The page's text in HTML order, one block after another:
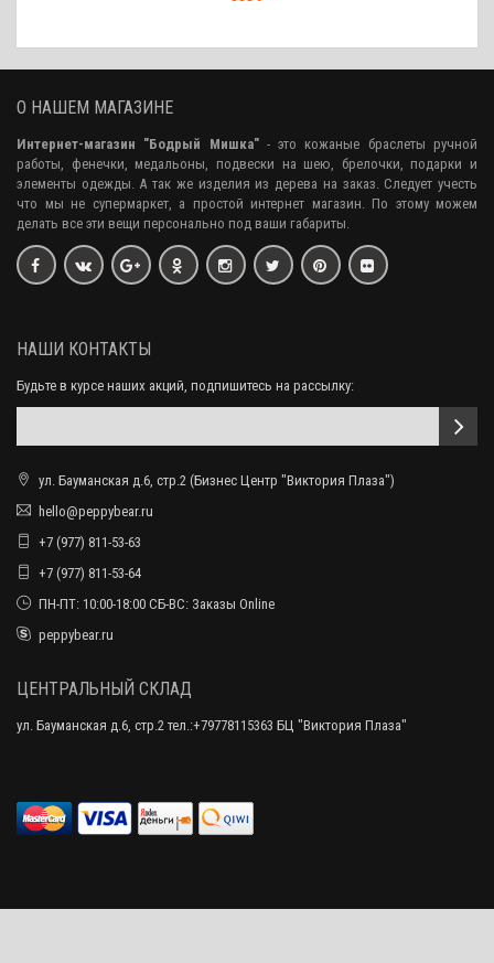
О НАШЕМ МАГАЗИНЕ
Интернет-магазин "Бодрый Мишка"- это кожаные браслеты ручной
работы, фенечки, медальоны, подвески на шею, брелочки, подарки и
элементы одежды. А так же изделия из дерева на заказ. Следует учесть
что мы не супермаркет, а простой интернет магазин. По этому можем
делать все эти вещи персонально под ваши габариты.
НАШИ КОНТАКТЫ
Будьте в курсе наших акций, подпишитесь на рассылку:
ул. Бауманская д.6, стр.2 (Бизнес Центр "Виктория Плаза")
hello@peppybear.ru
+7 (977) 811-53-63
+7 (977) 811-53-64
ПН-ПТ: 10:00-18:00 СБ-ВС: Заказы Online
peppybear.ru
ЦЕНТРАЛЬНЫЙ СКЛАД
ул. Бауманская д.6, стр.2 тел.:+79778115363 БЦ "Виктория Плаза"